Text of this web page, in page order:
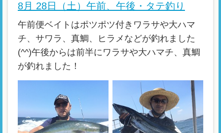
8月 28日（土）午前、午後・タテ釣り
午前便ベイトはポツポツ付きワラサや大ハマ
チ、サワラ、真鯛、ヒラメなどが釣れました
(^^)午後からは前半にワラサや大ハマチ、真鯛
が釣れました！